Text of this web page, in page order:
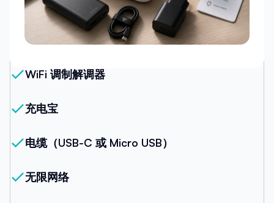
我们的套餐
WiFi 调制解调器
充电宝
电缆（USB-C 或 Micro USB）
无限网络